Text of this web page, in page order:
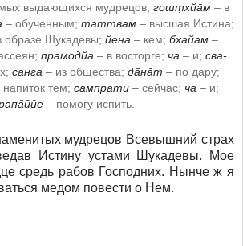
выдающихся мудрецов; гошт̣хйа̄м – в
– обученным; таттвам – высшая Истина;
образе Шукадевы; йена – кем; бхайам–
прамодйа – в восторге; ча – и; сва-
сан̇га – из общества; да̄на̄т – по дару;
тем; сампрати– сейчас; ча – и;
– помогу испить.
мудрецов Всевышний страх
Истину устами Шукадевы. Мое
средь рабов Господних. Нынче ж я
медом повести о Нем.